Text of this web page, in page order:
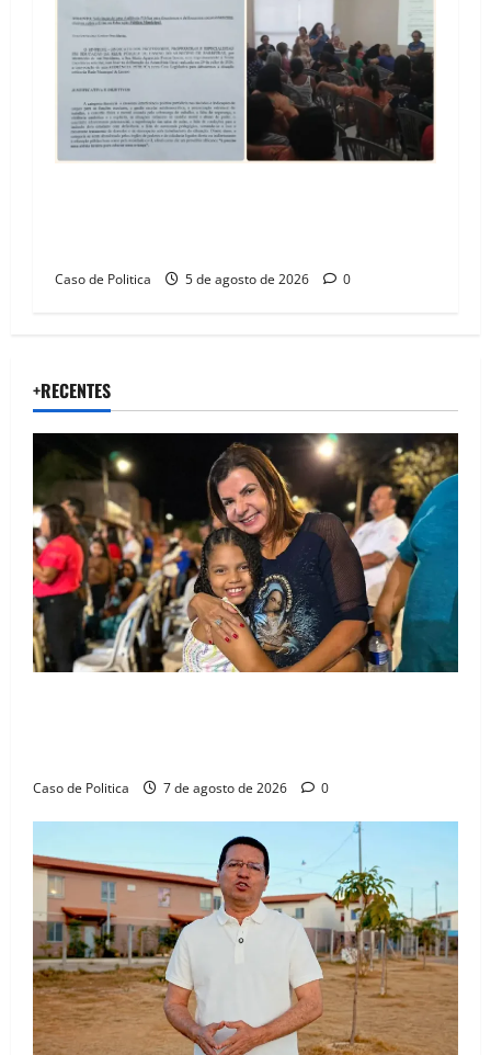
Caso de Politica 5 de agosto de 2026 0
+RECENTES
Caso de Politica 7 de agosto de 2026 0